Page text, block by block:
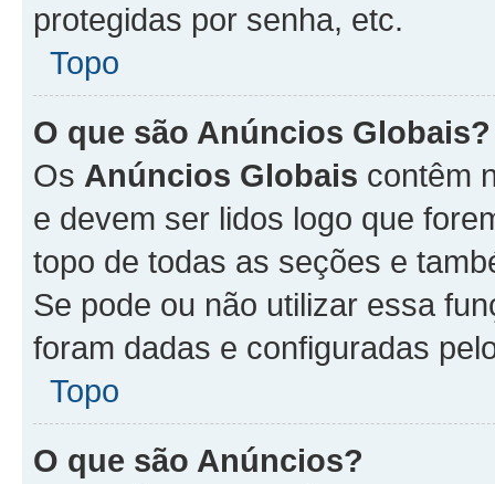
protegidas por senha, etc.
Topo
O que são Anúncios Globais?
Os Anúncios Globais contêm
e devem ser lidos logo que
topo de todas as seções e
Se pode ou não utilizar essa
foram dadas e configuradas
Topo
O que são Anúncios?